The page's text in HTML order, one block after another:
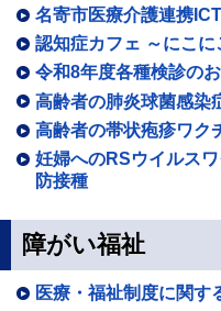
名寄市医療介護連携ICT
認知症カフェ ～にこに
令和8年度各種検診の
高齢者の肺炎球菌感染
高齢者の帯状疱疹ワク
妊婦へのRSウイルス
防接種
障がい福祉
医療・福祉制度に関す